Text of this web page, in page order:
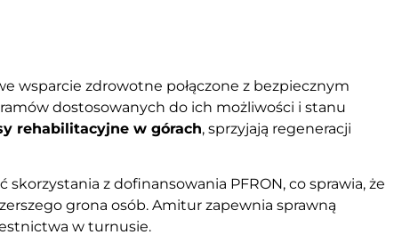
wsparcie zdrowotne połączone z bezpiecznym
dostosowanych do ich możliwości i stanu
rehabilitacyjne w górach, sprzyjają regeneracji
z dofinansowania PFRON, co sprawia, że
grona osób. Amitur zapewnia sprawną
w turnusie.